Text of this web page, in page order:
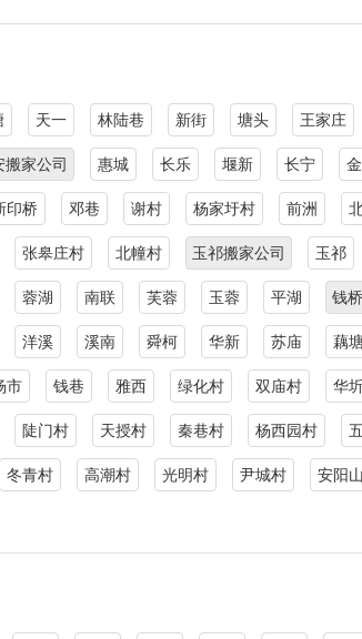
天一 林陆巷 新街 塘头 王家庄
搬家公司 惠城 长乐 堰新 长宁
印桥 邓巷 谢村 杨家圩村 前洲
张皋庄村 北幢村 玉祁搬家公司 玉祁
蓉湖 南联 芙蓉 玉蓉 平湖 钱
洋溪 溪南 舜柯 华新 苏庙 藕
市 钱巷 雅西 绿化村 双庙村 华
陡门村 天授村 秦巷村 杨西园村
冬青村 高潮村 光明村 尹城村 安阳